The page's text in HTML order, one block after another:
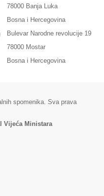
78000 Banja Luka
Bosna i Hercegovina
Bulevar Narodne revolucije 19
78000 Mostar
Bosna i Hercegovina
spomenika. Sva prava
Vijeća Ministara